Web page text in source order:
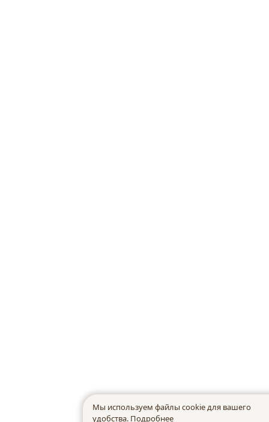
Мы используем файлы cookie для вашего
удобства. Подробнее